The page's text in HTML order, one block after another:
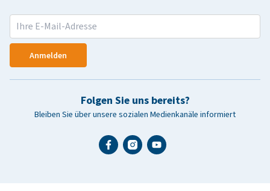
Anmelden
Folgen Sie uns bereits?
Bleiben Sie über unsere sozialen Medienkanäle informiert